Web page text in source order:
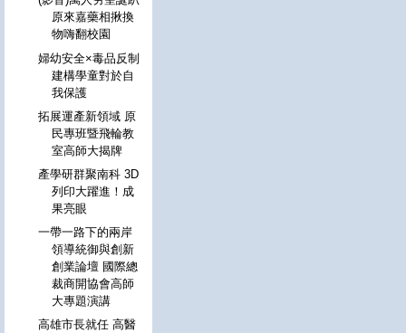
原來嘉藥相揪換
物嗨翻校園
婦幼安全×毒品反制
建構學童對於自
我保護
拓展運產新領域 原
民專班暨飛輪教
室高師大揭牌
產學研群聚南科 3D
列印大躍進！成
果亮眼
一帶一路下的兩岸
領導統御與創新
創業論壇 國際總
裁商開協會高師
大專題演講
高雄市長就任 高醫